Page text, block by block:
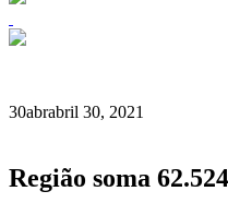
30abrabril 30, 2021
Região soma